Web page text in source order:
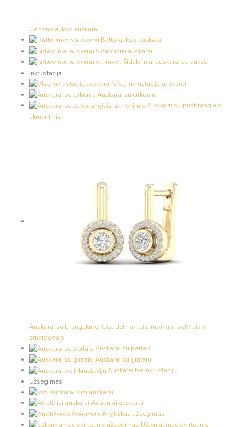
Geltono aukso auskarai
Balto aukso auskarai
Sidabriniai auskarai
Sidabriniai auskarai su auksu
Inkrustacija
Visų inkrustacijų auskarai
Auskarai su cirkoniu
Auskarai su pusbrangiais
akmenimis
Auskarai su brangakmeniais: deimantais, rubinais, safyrais ir
smaragdais
Auskarai su perlais
Auskarai su gintaru
Auskarai be inkrustacijų
Užsegimas
Visi auskarai
Adatiniai auskarai
Angliškas užsegimas
Užlenkiamas svirtelinis